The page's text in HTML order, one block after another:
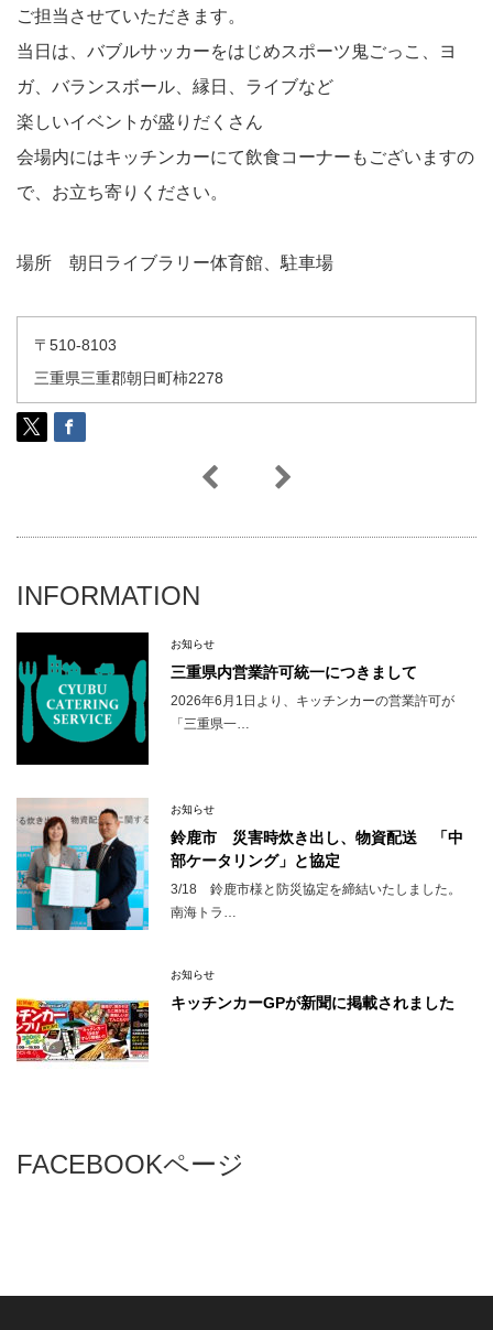
ご担当させていただきます。
当日は、バブルサッカーをはじめスポーツ鬼ごっこ、ヨ
ガ、バランスボール、縁日、ライブなど
楽しいイベントが盛りだくさん
会場内にはキッチンカーにて飲食コーナーもございますの
で、お立ち寄りください。
場所 朝日ライブラリー体育館、駐車場
〒510-8103
三重県三重郡朝日町柿2278
INFORMATION
お知らせ
三重県内営業許可統一につきまして
2026年6月1日より、キッチンカーの営業許可が
「三重県一…
お知らせ
鈴鹿市 災害時炊き出し、物資配送 「中
部ケータリング」と協定
3/18 鈴鹿市様と防災協定を締結いたしました。
南海トラ…
お知らせ
キッチンカーGPが新聞に掲載されました
FACEBOOKページ